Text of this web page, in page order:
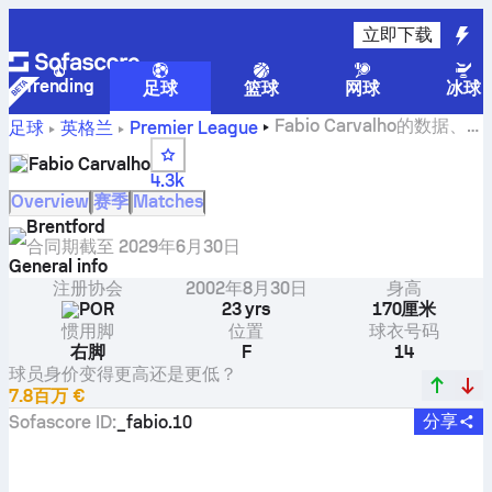
立即下载
Trending 足球 篮球 网球
冰球
足球
英格兰 Premier League
Fabio Carvalho的数据、
评分和进球
Fabio Carvalho
4.3k
Overview 赛季 Matches
Brentford
合同期截至 2029年6月30日
General info
注册协会
POR
2002年8月30日
23 yrs
身高
170厘米
惯用脚
右脚
位置
F
球衣号码
14
球员身价变得更高还是更低？
7.8百万 €
Sofascore ID:_fabio.10 分享